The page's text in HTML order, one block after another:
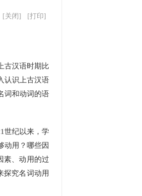
[关闭] [打印]
古汉语时期比
认识上古汉语
词和动词的语
世纪以来，学
动用？哪些因
素、动用的过
探究名词动用